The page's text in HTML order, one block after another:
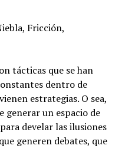
Fricción,
tácticas que se han
dentro de
estrategias. O sea,
generar un espacio de
develar las ilusiones
generen debates, que